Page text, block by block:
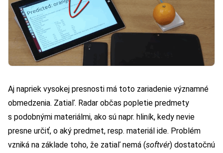
Aj napriek vysokej presnosti má toto zariadenie významné
obmedzenia. Zatiaľ. Radar občas popletie predmety
s podobnými materiálmi, ako sú napr. hliník, kedy nevie
presne určiť, o aký predmet, resp. materiál ide. Problém
vzniká na základe toho, že zatiaľ nemá (softvér) dostatočnú